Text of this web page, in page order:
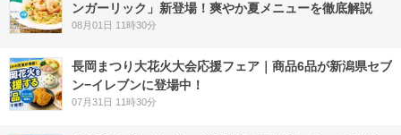
ンガーリック」新登場！爽やか夏メニューを徹底解説
08月01日 11時30分
長岡まつり大花火大会応援フェア｜商品6品が新潟県セブ
ン−イレブンに登場中！
07月31日 11時30分